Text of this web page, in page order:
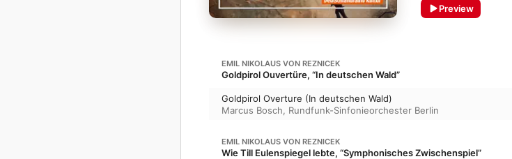
Preview
EMIL NIKOLAUS VON REZNICEK
Goldpirol Ouvertüre, “In deutschen Wald”
Goldpirol Overture (In deutschen Wald)
Marcus Bosch, Rundfunk-Sinfonieorchester Berlin
EMIL NIKOLAUS VON REZNICEK
Wie Till Eulenspiegel lebte, “Symphonisches Zwischenspiel”